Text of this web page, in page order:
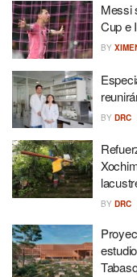
Messi
Cup e
BY
BY DRC
BY DRC